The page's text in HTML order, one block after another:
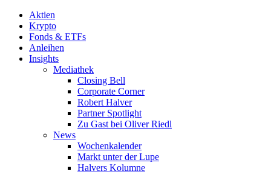
Aktien
Krypto
Fonds & ETFs
Anleihen
Insights
Mediathek
Closing Bell
Corporate Corner
Robert Halver
Partner Spotlight
Zu Gast bei Oliver Riedl
News
Wochenkalender
Markt unter der Lupe
Halvers Kolumne